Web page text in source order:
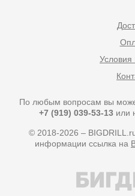
Условия
По любым вопросам вы
+7 (919) 039-53-13 или
© 2018-2026 –
информации ссылка на